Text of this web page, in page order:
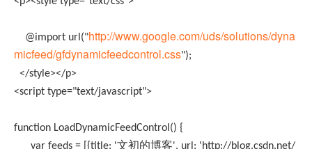
@import url("http://www.google.com/uds/solutions/dyna
micfeed/gfdynamicfeedcontrol.css");
</style></p>
<script type="text/javascript">
function LoadDynamicFeedControl() {
var feeds = [{title: '文初的博客', url: 'http://blog.csdn.net/